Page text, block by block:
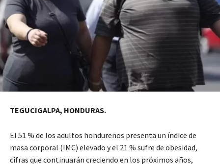
TEGUCIGALPA, HONDURAS.
El 51 % de los adultos hondureños presenta un índice de
masa corporal (IMC) elevado y el 21 % sufre de obesidad,
cifras que continuarán creciendo en los próximos años,